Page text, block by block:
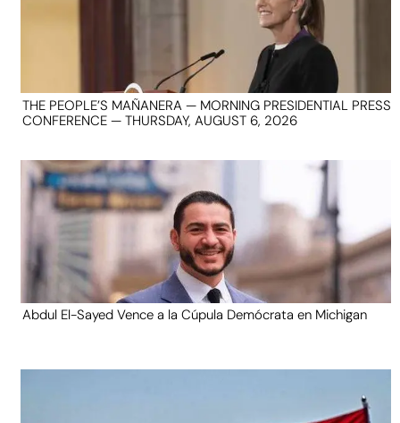
THE PEOPLE’S MAÑANERA — MORNING PRESIDENTIAL PRESS
CONFERENCE — THURSDAY, AUGUST 6, 2026
Abdul El-Sayed Vence a la Cúpula Demócrata en Michigan